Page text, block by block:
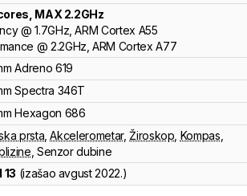
, MAX 2.2GHz
@ 1.7GHz,ARM Cortex A55
@ 2.2GHz,ARM Cortex A77
Adreno 619
Spectra 346T
Hexagon 686
prsta ,Akcelerometar,Žiroskop Kompas
Senzor dubine
13 (izašao avgust 2022.)